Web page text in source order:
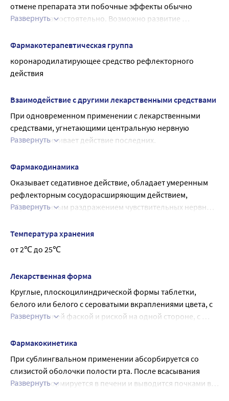
видами деятельности, требующими повышенной
концентрации внимания и быстроты психомоторных
отмене препарата эти побочные эффекты обычно
проходят самостоятельно. Возможно развитие
ангионевротический отек). При появлении побочных
прекратить прием препарата и сообщить об этом
лечащему врачу.
Развернуть
Фармакотерапевтическая группа
коронародилатирующее средство рефлекторного
действия
Взаимодействие с другими лекарственными средствами
При одновременном применении с лекарственными
средствами, угнетающими центральную нервную
систему, усиливает действие последних.
уменьшает головную боль, которая возникает при их
Развернуть
Фармакодинамика
Оказывает седативное действие, обладает умеренным
рефлекторным сосудорасширяющим действием,
обусловленным раздражением чувствительных нервных
энкефалинов, эндорфинов и ряда других пептидов,
кининов (за счет раздражения рецепторов слизистой
оболочки), которые принимают активное участие в
болевых ощущений. При сублингвальном приеме
терапевтический эффект, в среднем, наступает через 5
минут, при этом до 70 % препарата высвобождается в
течение 3 минут.
Развернуть
Температура хранения
от 2℃ до 25℃
Лекарственная форма
Круглые, плоскоцилиндрической формы таблетки,
белого или белого с сероватыми вкраплениями цвета, с
двухсторонней фаской и риской на одной стороне, с
Развернуть
Фармакокинетика
При сублингвальном применении абсорбируется со
слизистой оболочки полости рта. После всасывания
биотрансформируется в печени и выводится почками в
Развернуть